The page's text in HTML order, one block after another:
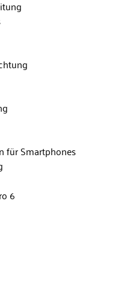
für Smartphones
6